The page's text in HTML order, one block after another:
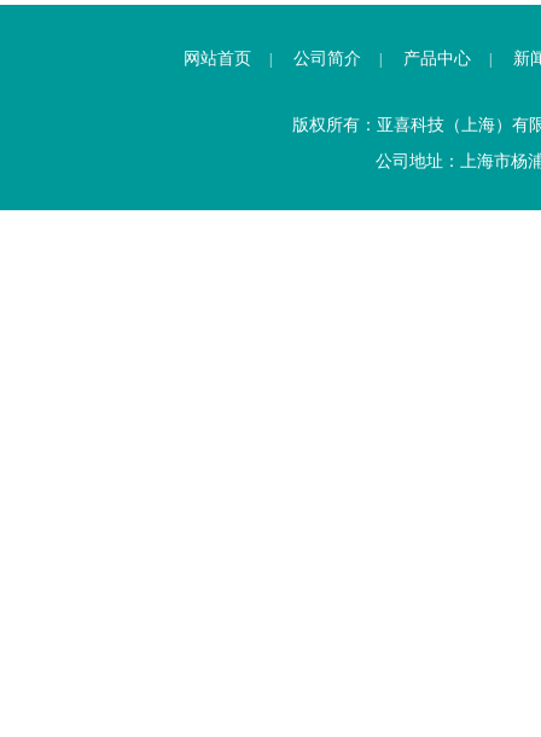
网站首页 公司简介 产品中心 新
版权所有：亚喜科技（上海）
公司地址：上海市杨